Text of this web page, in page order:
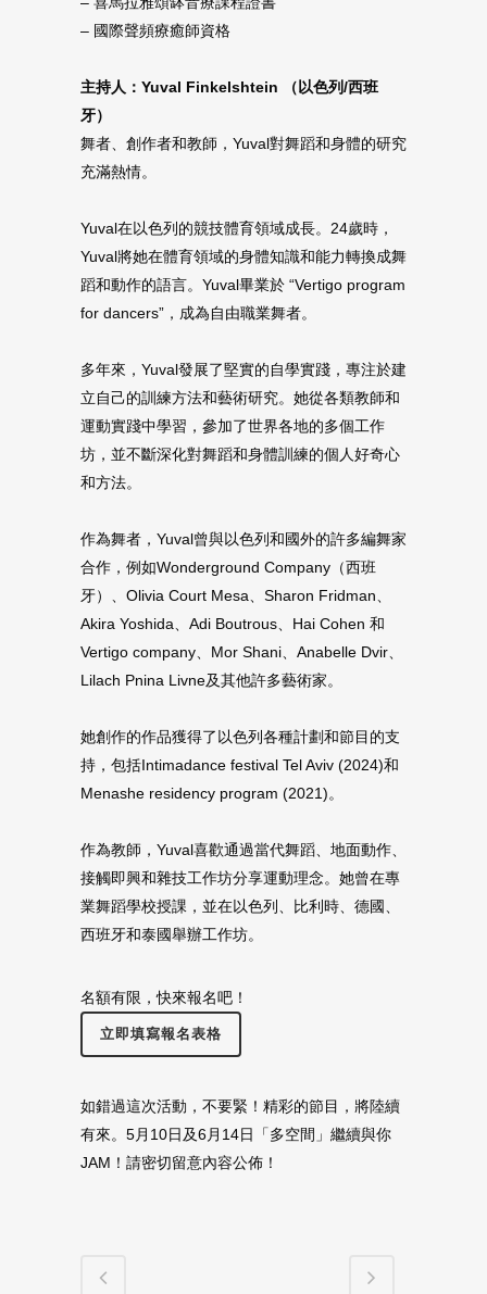
– 國際聲頻療癒師資格
主持人：Yuval Finkelshtein （以色列/西班
牙）
舞者、創作者和教師，Yuval對舞蹈和身體的研究
充滿熱情。
Yuval在以色列的競技體育領域成長。24歲時，
Yuval將她在體育領域的身體知識和能力轉換成舞
蹈和動作的語言。Yuval畢業於 “Vertigo program
for dancers”，成為自由職業舞者。
多年來，Yuval發展了堅實的自學實踐，專注於建
立自己的訓練方法和藝術研究。她從各類教師和
運動實踐中學習，參加了世界各地的多個工作
坊，並不斷深化對舞蹈和身體訓練的個人好奇心
和方法。
作為舞者，Yuval曾與以色列和國外的許多編舞家
合作，例如Wonderground Company（西班
牙）、Olivia Court Mesa、Sharon Fridman、
Akira Yoshida、Adi Boutrous、Hai Cohen 和
Vertigo company、Mor Shani、Anabelle Dvir、
Lilach Pnina Livne及其他許多藝術家。
她創作的作品獲得了以色列各種計劃和節目的支
持，包括Intimadance festival Tel Aviv (2024)和
Menashe residency program (2021)。
作為教師，Yuval喜歡通過當代舞蹈、地面動作、
接觸即興和雜技工作坊分享運動理念。她曾在專
業舞蹈學校授課，並在以色列、比利時、德國、
西班牙和泰國舉辦工作坊。
名額有限，快來報名吧！
立即填寫報名表格
如錯過這次活動，不要緊！精彩的節目，將陸續
有來。5月10日及6月14日「多空間」繼續與你
JAM！請密切留意內容公佈！